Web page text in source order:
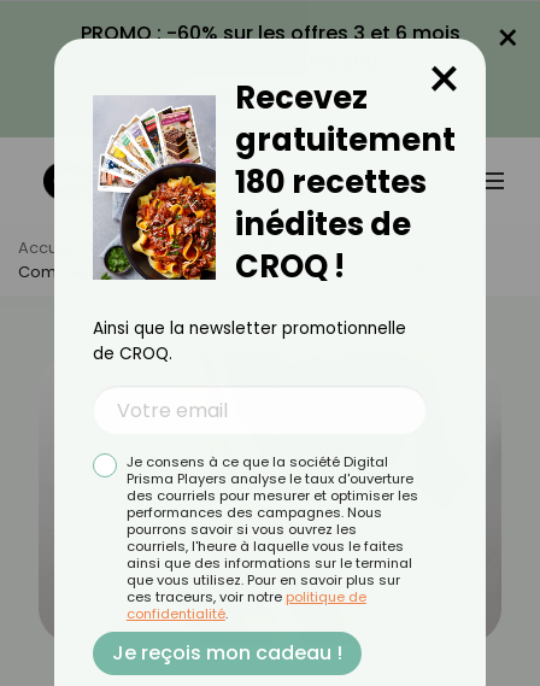
PROMO : -60% sur les offres 3 et 6 mois
VOIR LA PROMO
×
Accueil Actus
Bien-Être
Comment Brûler La Graisse Au Niveau Des Cuisses ?
Recevez
gratuitement
180 recettes
inédites de
CROQ !
×
Ainsi que la newsletter promotionnelle
de CROQ.
Je consens à ce que la société Digital
Prisma Players analyse le taux d'ouverture
des courriels pour mesurer et optimiser les
performances des campagnes. Nous
pourrons savoir si vous ouvrez les
courriels, l'heure à laquelle vous le faites
ainsi que des informations sur le terminal
que vous utilisez. Pour en savoir plus sur
ces traceurs, voir notre politique de
confidentialité.
Je reçois mon cadeau !